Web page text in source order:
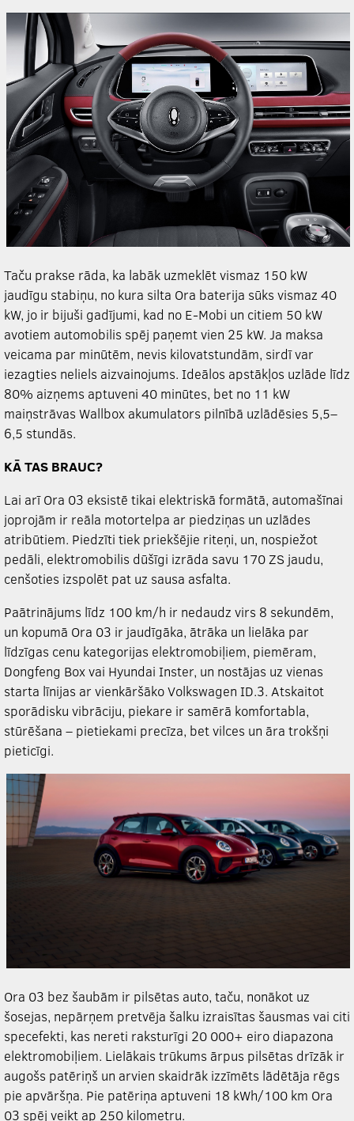
Taču prakse rāda, ka labāk uzmeklēt vismaz 150 kW
jaudīgu stabiņu, no kura silta Ora baterija sūks vismaz 40
kW, jo ir bijuši gadījumi, kad no E-Mobi un citiem 50 kW
avotiem automobilis spēj paņemt vien 25 kW. Ja maksa
veicama par minūtēm, nevis kilovatstundām, sirdī var
iezagties neliels aizvainojums. Ideālos apstākļos uzlāde līdz
80% aizņems aptuveni 40 minūtes, bet no 11 kW
maiņstrāvas Wallbox akumulators pilnībā uzlādēsies 5,5–
6,5 stundās.
KĀ TAS BRAUC?
Lai arī Ora 03 eksistē tikai elektriskā formātā, automašīnai
joprojām ir reāla motortelpa ar piedziņas un uzlādes
atribūtiem. Piedzīti tiek priekšējie riteņi, un, nospiežot
pedāli, elektromobilis dūšīgi izrāda savu 170 ZS jaudu,
cenšoties izspolēt pat uz sausa asfalta.
Paātrinājums līdz 100 km/h ir nedaudz virs 8 sekundēm,
un kopumā Ora 03 ir jaudīgāka, ātrāka un lielāka par
līdzīgas cenu kategorijas elektromobiļiem, piemēram,
Dongfeng Box vai Hyundai Inster, un nostājas uz vienas
starta līnijas ar vienkāršāko Volkswagen ID.3. Atskaitot
sporādisku vibrāciju, piekare ir samērā komfortabla,
stūrēšana – pietiekami precīza, bet vilces un āra trokšņi
pieticīgi.
Ora 03 bez šaubām ir pilsētas auto, taču, nonākot uz
šosejas, nepārņem pretvēja šalku izraisītas šausmas vai citi
specefekti, kas nereti raksturīgi 20 000+ eiro diapazona
elektromobiļiem. Lielākais trūkums ārpus pilsētas drīzāk ir
augošs patēriņš un arvien skaidrāk izzīmēts lādētāja rēgs
pie apvāršņa. Pie patēriņa aptuveni 18 kWh/100 km Ora
03 spēj veikt ap 250 kilometru.